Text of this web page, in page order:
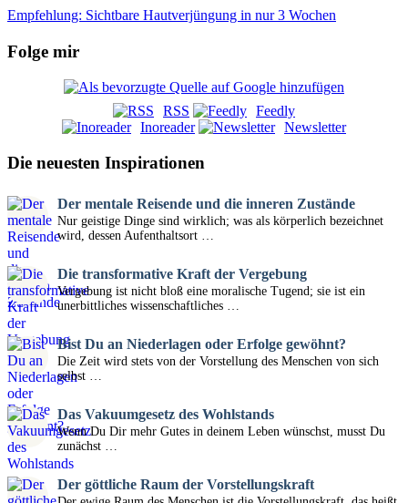
Empfehlung: Sichtbare Hautverjüngung in nur 3 Wochen
Folge mir
RSS
Feedly
Inoreader
Newsletter
Die neuesten Inspirationen
Der mentale Reisende und die inneren Zustände
Nur geistige Dinge sind wirklich; was als körperlich bezeichnet
wird, dessen Aufenthaltsort …
Die transformative Kraft der Vergebung
Vergebung ist nicht bloß eine moralische Tugend; sie ist ein
unerbittliches wissenschaftliches …
Bist Du an Niederlagen oder Erfolge gewöhnt?
Die Zeit wird stets von der Vorstellung des Menschen von sich
selbst …
Das Vakuumgesetz des Wohlstands
Wenn Du Dir mehr Gutes in deinem Leben wünschst, musst Du
zunächst …
Der göttliche Raum der Vorstellungskraft